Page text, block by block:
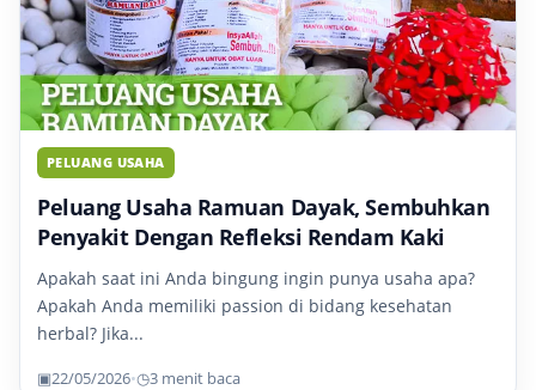
PELUANG USAHA
Peluang Usaha Ramuan Dayak, Sembuhkan
Penyakit Dengan Refleksi Rendam Kaki
Apakah saat ini Anda bingung ingin punya usaha apa?
Apakah Anda memiliki passion di bidang kesehatan
herbal? Jika...
▣22/05/2026•◷3 menit baca